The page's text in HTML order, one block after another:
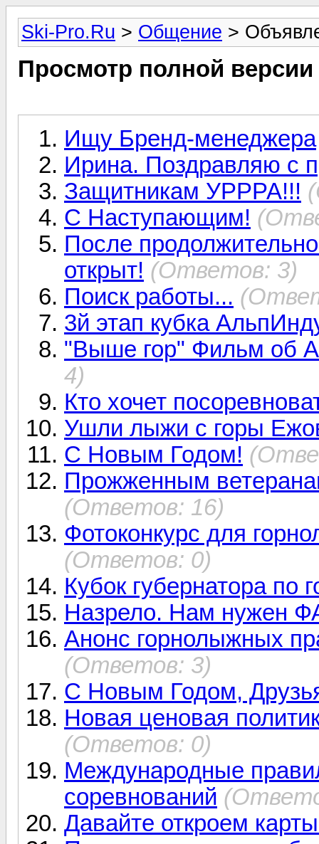
Ski-Pro.Ru > Общение >
Просмотр полной
Ищу Бренд-менеджера
Ирина. Поздравляю с
Защитникам УРРРА!!!
С Наступающим!
После
открыт! (Ответов: 3)
Поиск работы...
3й этап кубка
"Выше гор" Фильм об
4)
Кто хочет
Ушли лыжи с горы
С Новым Годом!
Прожженным
(Ответов: 16)
Фотоконкурс для
(Ответов: 0)
Кубок губернатора
Назрело. Нам нужен
Анонс горнолыжных
(Ответов: 3)
С Новым Годом,
Новая ценовая
(Ответов: 0)
Международные
соревнований
Давайте откроем